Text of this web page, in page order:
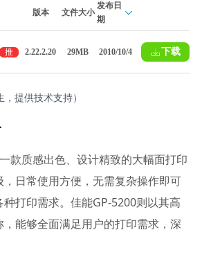
版本 文件大小
发布日
期
推
荐
2.22.2.20 29MB 2010/10/4 下载
，提供技术支持）
款质感出色、设计精致的大幅面打印
日常使用方便，无需复杂操作即可
打印需求。佳能GP-5200则以其高
能够全面满足用户的打印需求，深